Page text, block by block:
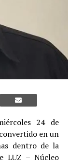
24 de
en un
dentro de la
LUZ – Núcleo